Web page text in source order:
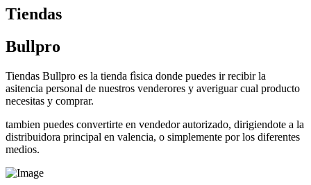
Tiendas
Bullpro
Tiendas Bullpro es la tienda fìsica donde puedes ir recibir la
asitencia personal de nuestros venderores y averiguar cual producto
necesitas y comprar.
tambien puedes convertirte en vendedor autorizado, dirigiendote a la
distribuidora principal en valencia, o simplemente por los diferentes
medios.